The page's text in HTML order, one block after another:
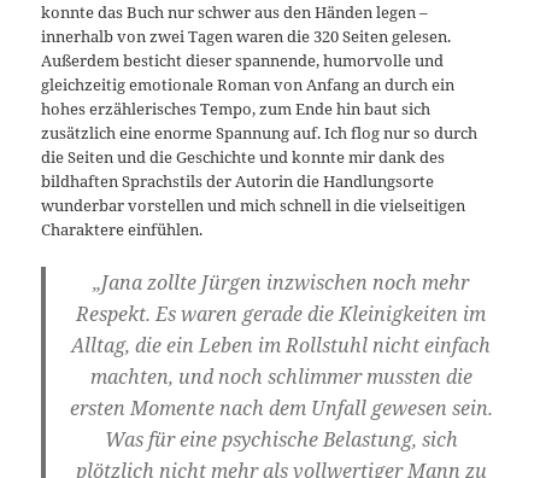
konnte das Buch nur schwer aus den Händen legen –
innerhalb von zwei Tagen waren die 320 Seiten gelesen.
Außerdem besticht dieser spannende, humorvolle und
gleichzeitig emotionale Roman von Anfang an durch ein
hohes erzählerisches Tempo, zum Ende hin baut sich
zusätzlich eine enorme Spannung auf. Ich flog nur so durch
die Seiten und die Geschichte und konnte mir dank des
bildhaften Sprachstils der Autorin die Handlungsorte
wunderbar vorstellen und mich schnell in die vielseitigen
Charaktere einfühlen.
„Jana zollte Jürgen inzwischen noch mehr
Respekt. Es waren gerade die Kleinigkeiten im
Alltag, die ein Leben im Rollstuhl nicht einfach
machten, und noch schlimmer mussten die
ersten Momente nach dem Unfall gewesen sein.
Was für eine psychische Belastung, sich
plötzlich nicht mehr als vollwertiger Mann zu